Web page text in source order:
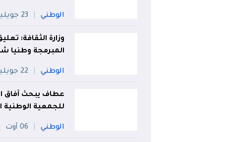
الوطني 23 جويلية
وزارة الثقافة:
المبرمجة وطنيا
الوطني 22 جويلية
عطاف يبحث آفاق
للجمعية الوطنية
الوطني 06 أوت